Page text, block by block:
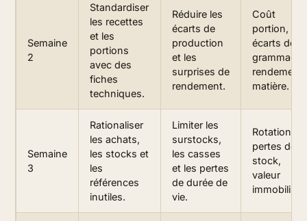
Semaine
2
Standardiser
les recettes
et les
portions
avec des
fiches
techniques.
Réduire les
écarts de
production
et les
surprises de
rendement.
Coût
portion,
écarts de
grammage,
rendement
matière.
Semaine
3
Rationaliser
les achats,
les stocks et
les
références
inutiles.
Limiter les
surstocks,
les casses
et les pertes
de durée de
vie.
Rotation,
pertes de
stock,
valeur